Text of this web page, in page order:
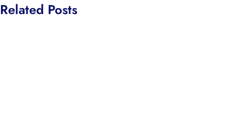
Related Posts